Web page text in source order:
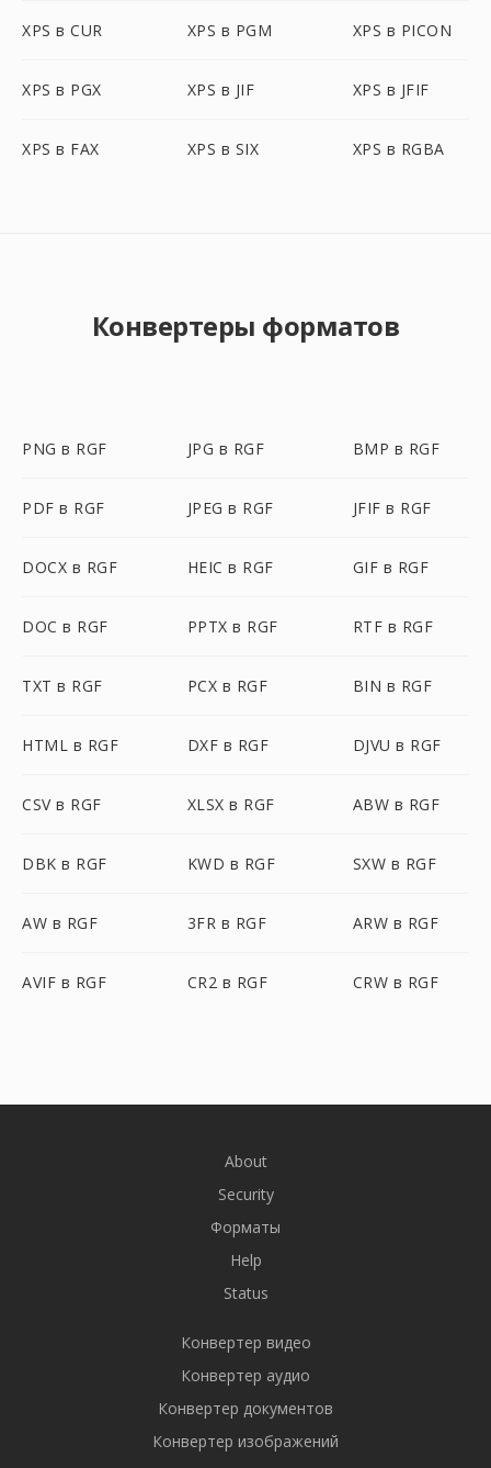
XPS в CUR XPS в PGM XPS в PICON
XPS в PGX XPS в JIF XPS в JFIF
XPS в FAX XPS в SIX XPS в RGBA
Конвертеры форматов
PNG в RGF JPG в RGF BMP в RGF
PDF в RGF JPEG в RGF JFIF в RGF
DOCX в RGF HEIC в RGF GIF в RGF
DOC в RGF PPTX в RGF RTF в RGF
TXT в RGF PCX в RGF BIN в RGF
HTML в RGF DXF в RGF DJVU в RGF
CSV в RGF XLSX в RGF ABW в RGF
DBK в RGF KWD в RGF SXW в RGF
AW в RGF 3FR в RGF ARW в RGF
AVIF в RGF CR2 в RGF CRW в RGF
About
Security
Форматы
Help
Status
Конвертер видео
Конвертер аудио
Конвертер документов
Конвертер изображений